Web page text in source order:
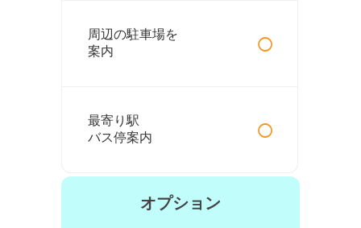
周辺の駐車場を
案内
○
最寄り駅
バス停案内
○
オプション